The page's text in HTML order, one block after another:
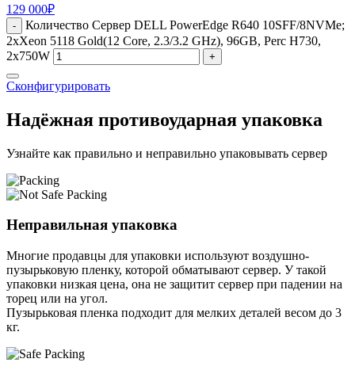
129 000₽
-
Количество Сервер DELL PowerEdge R640 10SFF/8NVMe;
2xXeon 5118 Gold(12 Core, 2.3/3.2 GHz), 96GB, Perc H730,
2x750W
+
Сконфигурировать
Надёжная противоударная упаковка
Узнайте как правильно и неправильно упаковывать сервер
Неправильная упаковка
Многие продавцы для упаковки используют воздушно-
пузырьковую пленку, которой обматывают сервер. У такой
упаковки низкая цена, она не защитит сервер при падении на
торец или на угол.
Пузырьковая пленка подходит для мелких деталей весом до 3
кг.